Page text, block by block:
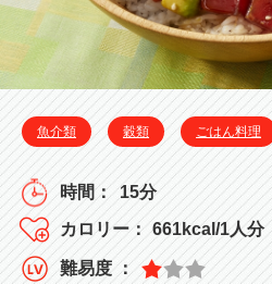
魚介類 穀類 ごはん料理
15分
661kcal/1人分